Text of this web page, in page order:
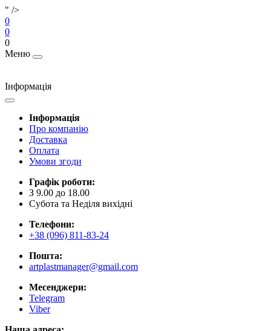
" />
0
0
0
Меню
Інформація
Інформація
Про компанію
Доставка
Оплата
Умови згоди
Графік роботи:
З 9.00 до 18.00
Субота та Неділя вихідні
Телефони:
+38 (096) 811-83-24
Пошта:
artplastmanager@gmail.com
Месенджери:
Telegram
Viber